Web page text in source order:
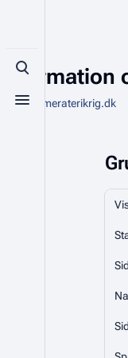
Toggle search
Toggle menu
Fra Kammeraterikrig.dk